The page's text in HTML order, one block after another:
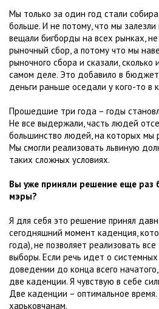
Мы только за один год стали
больше. И не потому, что мы
вещали бигборды на всех рынках,
рыночный сбор, а потому что мы
рыночного сбора и сказали,
самом деле. Это добавило в
деньги раньше оседали у кого-то в
Прошедшие три года – годы
Не все выдержали, часть людей
большинство людей, на которых мы
Мы смогли реализовать львиную
таких сложных условиях.
Вы уже приняли решение еще раз
мэры?
Я для себя это решение принял
сегодняшний момент каденция,
года), не позволяет реализовать
выборы. Если речь идет о
доведении до конца всего
две каденции. Я чувствую в себе
Две каденции – оптимальное
харьковчанам.